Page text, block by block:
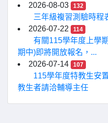
2026-08-03
132
三年級複習測驗時程
2026-07-22
114
有關115學年度上學
期中)即將開放報名，...
2026-07-14
107
115學年度特教生安
教生者請洽輔導主任